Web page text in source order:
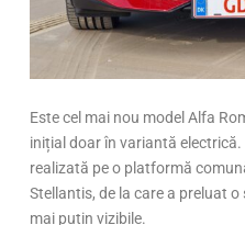
Este cel mai nou model Alfa
inițial doar în variantă electrică.
realizată pe o platformă
Stellantis, de la care a preluat
mai puțin vizibile.